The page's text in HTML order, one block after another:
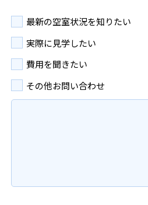
最新の空室状況を知りたい
実際に見学したい
費用を聞きたい
その他お問い合わせ